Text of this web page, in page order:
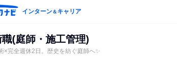
インターン＆キャリア
(庭師・施工管理)
×完全週休2日。歴史を紡ぐ庭師へ✨